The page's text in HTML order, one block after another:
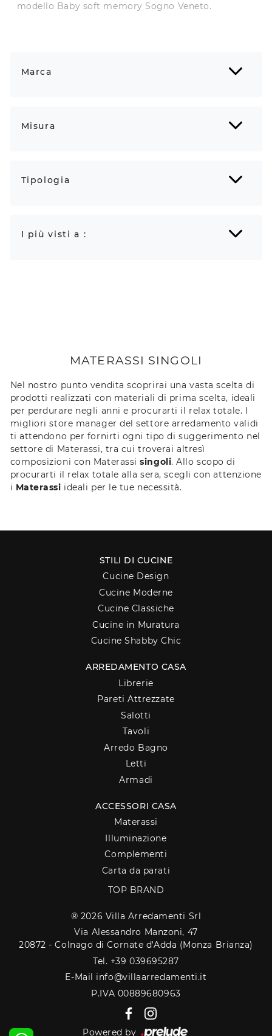
Marca
Misura
Tipologia
I più visti a :
modello Baby soft memory Sogno Veneto.
MATERASSI SINGOLI
Nel nostro punto vendita scoprirai una vasta scelta di
prodotti realizzati con materiali di prima scelta, ideali
per perdurare negli anni e procurarti il relax totale. I
migliori store manager del settore arredamento validi
ti attendono per fornirti ogni tipo di suggerimento nel
settore di Materassi, tra cui troverai altresì
composizioni con Materassisingoli. Allo scopo di
procurarti il relax totale alla sera, scegli con attenzione
i Materassi ideali per le tue necessità.
STILI DI CUCINE
Cucine Design
Cucine Moderne
Cucine Classiche
Cucine in Muratura
Cucine Shabby Chic
ARREDAMENTO CASA
Librerie
Pareti Attrezzate
Salotti
Tavoli
Arredo Bagno
Letti
Armadi
ACCESSORI CASA
Materassi
Illuminazione
Complementi
Carta da parati
TOP BRAND
® 2026 Villa Arredamenti Srl
Via Alessandro Manzoni, 47
20872 - Colnago di Cornate d'Adda (Monza Brianza)
Tel. +39 039695287
E-Mail info@villaarredamenti.it
P.IVA 00889680963
Powered by